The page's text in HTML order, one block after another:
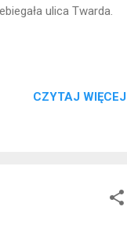
ulica Twarda.
CZYTAJ WIĘCEJ